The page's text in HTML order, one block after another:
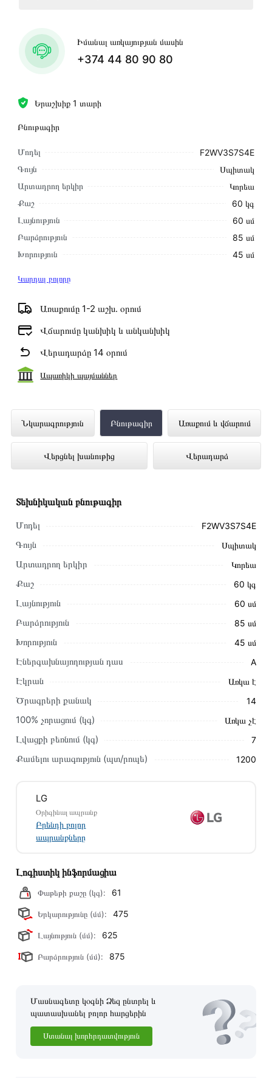
Երաշխիք 1 տարի
Բնութագիր
Մոդել
F2WV3S7S4E
Գույն
Սպիտակ
Արտադրող երկիր
Կորեա
Քաշ
60 կգ
Լայնություն
60 սմ
Բարձրություն
85 սմ
Խորություն
45 սմ
Կարդալ բոլորը
Առաքումը 1-2 աշխ․ օրում
Վճարումը կանխիկ և անկանխիկ
Վերադարձը 14 օրում
Ապառիկի պայմաններ
Իմանալ առկայության մասին
+374 44 80 90 80
Նկարագրություն Բնութագիր Առաքում և վճարում
Վերցնել խանութից Վերադարձ
Լվացքի Մեքենա LG F2WV3S7S4E
ներկայացված է Technomix առցանց
խանութում լավագույն գնով 255 000 դրամ
Այս ապրանքը գնելու համար սեղմեք
Կարող եք նաև պատվիրել՝ զանգահարելով կայքում նշված
կոնտակտային համարներին։
Կայքում տվյալ ապրանքի՝ Լվացքի Մեքենա LG
F2WV3S7S4E առաքման և վճարման պայմանները վավեր
Մեր պրոֆեսիոնալ մենեջերները կմշակեն պատվերը և
պայմանները։ Նախքան առցանց պատվեր տեղադրելը,
խորհուրդ ենք տալիս կարդալ նկարագրությունը,
Տվյալ ապրանքը սետիֆիկացված է և համպատասխանում է
բոլոր ստանդարտներին։ Գնված ապրանքի վերադարձը
կատարվում է 14 օրվա ընթացքում:
Տեխնիկական բնութագիր
Մոդել F2WV3S7S4E
Գույն Սպիտակ
Արտադրող երկիր Կորեա
Քաշ 60 կգ
Լայնություն 60 սմ
Բարձրություն 85 սմ
Խորություն 45 սմ
Էներգախնայողության դաս A
Էկրան Առկա է
Ծրագրերի քանակ 14
100% չորացում (կգ) Առկա չէ
Լվացքի բեռնում (կգ) 7
Քամելու արագություն (պտ/րոպե) 1200
LG
Օրիգինալ ապրանք
Բրենդի բոլոր
ապրանքները
Լոգիստիկ ինֆորմացիա
Փաթեթի քաշը (կգ): 61
Երկարությունը (մմ): 475
Լայնություն (մմ): 625
Բարձրություն (մմ): 875
Մասնագետը կօգնի Ձեզ ընտրել և
պատասխանել բոլոր հարցերին
Ստանալ խորհրդատվություն